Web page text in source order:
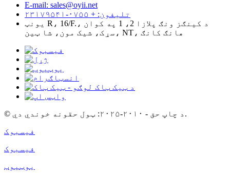
E-mail: sales@oyii.net
تلیفون: + ۰۷۵۵-۲۳۱۷۹۵۴۱
یونټ R، 16/F.، د کینګز ونګ پلازا 2، 1 په کوان
سړک، شیک مون، شا ټین، NT، هانګ کانګ
© د چاپ حق - ۲۰۱۰-۲۰۲۵: ټول حقونه خوندي دي.
فیسبوک
فیسبوک
یوټیوب